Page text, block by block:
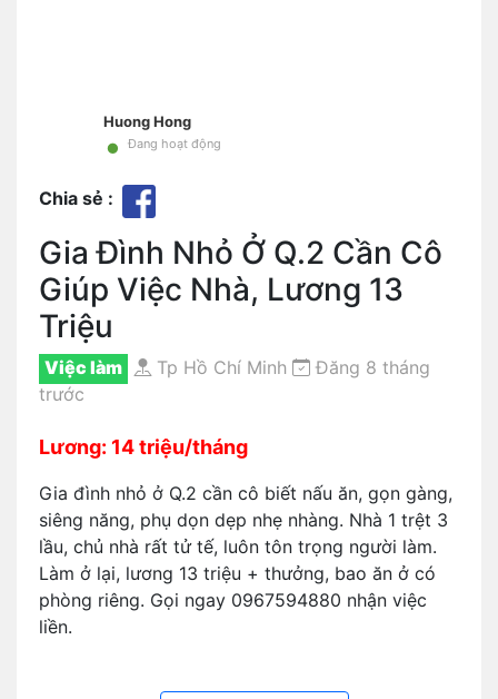
Huong Hong
• Đang hoạt động
Chia sẻ :
Gia Đình Nhỏ Ở Q.2 Cần Cô
Giúp Việc Nhà, Lương 13
Triệu
Việc làm Tp Hồ Chí Minh
Đăng 8 tháng
trước
Lương: 14 triệu/tháng
Gia đình nhỏ ở Q.2 cần cô biết nấu ăn, gọn gàng,
siêng năng, phụ dọn dẹp nhẹ nhàng. Nhà 1 trệt 3
lầu, chủ nhà rất tử tế, luôn tôn trọng người làm.
Làm ở lại, lương 13 triệu + thưởng, bao ăn ở có
phòng riêng. Gọi ngay 0967594880 nhận việc
liền.